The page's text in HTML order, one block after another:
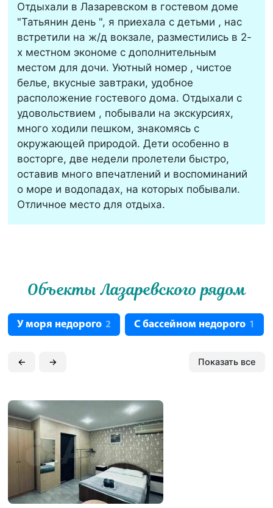
Отдыхали в Лазаревском в гостевом доме
"Татьянин день ", я приехала с детьми , нас
встретили на ж/д вокзале, разместились в 2-
х местном экономе с дополнительным
местом для дочи. Уютный номер , чистое
белье, вкусные завтраки, удобное
расположение гостевого дома. Отдыхали с
удовольствием , побывали на экскурсиях,
много ходили пешком, знакомясь с
окружающей природой. Дети особенно в
восторге, две недели пролетели быстро,
оставив много впечатлений и воспоминаний
о море и водопадах, на которых побывали.
Отличное место для отдыха.
Объекты Лазаревского рядом
У моря недорого 2 С бассейном недорого 1
← → Показать все